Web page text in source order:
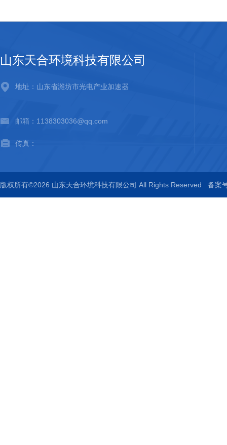
山东天合环境科技有限公司
地址：山东省潍坊市光电产业加速器
邮箱：1138303036@qq.com
传真：
版权所有©2026 山东天合环境科技有限公司 All Rights Reserved 备案